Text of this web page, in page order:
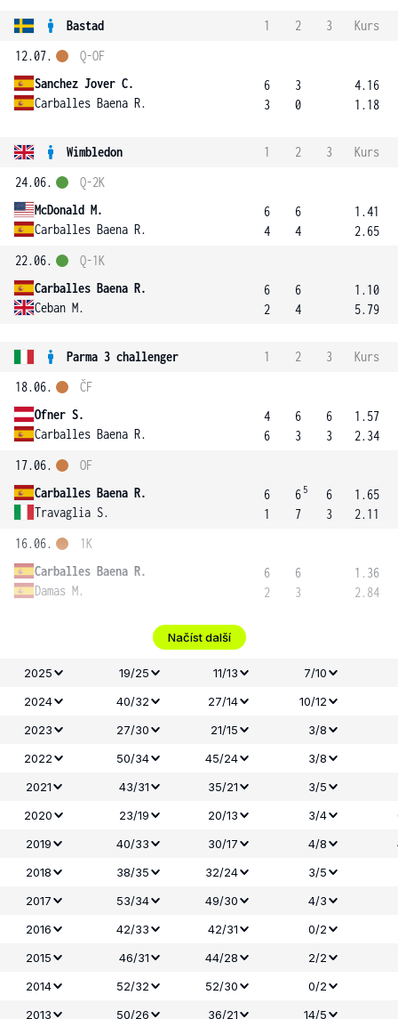
Bastad 1 2 3
Kurs
12.07.
Sanchez Jover C.
Carballes Baena R.
Q-OF
6
3
3
0
4.16
1.18
Wimbledon 1 2 3
Kurs
24.06.
McDonald M.
Carballes Baena R.
Q-2K
6
4
6
4
1.41
2.65
22.06.
Carballes Baena R.
Ceban M.
Q-1K
6
2
6
4
1.10
5.79
Parma 3 challenger 1 2 3
Kurs
18.06.
Ofner S.
Carballes Baena R.
ČF
4
6
6
3
6
3
1.57
2.34
17.06.
Carballes Baena R.
Travaglia S.
OF
6
1
6 5
7
6
3
1.65
2.11
16.06.
Carballes Baena R.
Damas M.
1K
6
2
6
3
1.36
2.84
Načíst další
2025 19/25 11/13
7/10
2024
40/32 27/14 10/12
2023
27/30 21/15
3/8
2022
50/34 45/24
3/8
2021
43/31 35/21 3/5
2020
23/19 20/13 3/4
2019
40/33 30/17 4/8
2018
38/35 32/24 3/5
2017
53/34 49/30
4/3
2016
42/33 42/31
0/2
2015
46/31 44/28
2/2
2014
52/32 52/30
0/2
2013
50/26 36/21 14/5